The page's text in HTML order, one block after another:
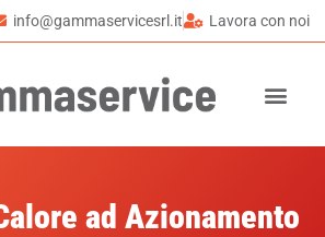
info@gammaservicesrl.it Lavora con noi
ad Azionamento